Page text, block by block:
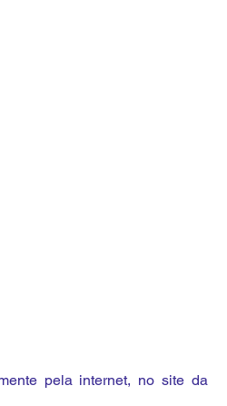
pela internet, no site da